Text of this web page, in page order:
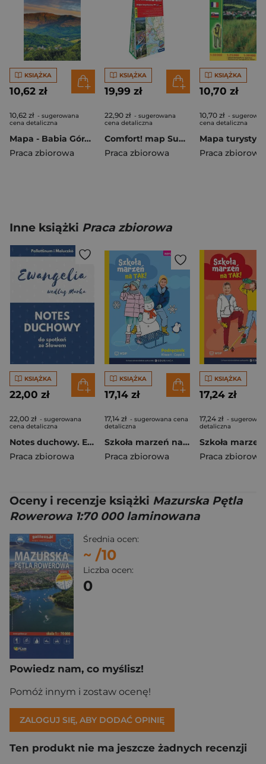
KSIĄŻKA
10,62 zł
10,62 zł - sugerowana
cena detaliczna
Mapa - Babia Góra Zawoja 1:30 000
Praca zbiorowa
KSIĄŻKA
19,99 zł
22,90 zł - sugerowana
cena detaliczna
Comfort! map Suwalszczyzna 1:85 000 mapa tur.
Praca zbiorowa
KSIĄŻKA
10,70 zł
10,70 zł -
cena detaliczna
Praca zbiorowa
Inne książki Praca zbiorowa
KSIĄŻKA
22,00 zł
22,00 zł - sugerowana
cena detaliczna
Notes duchowy. Ewangelia wg. Marka
Praca zbiorowa
KSIĄŻKA
17,14 zł
17,14 zł - sugerowana cena
detaliczna
Szkoła marzeń na TAK SP 1 podr. cz.2
Praca zbiorowa
KSIĄŻKA
17,24 zł
17,24 zł -
detaliczna
Praca zbiorowa
Oceny i recenzje książki Mazurska Pętla
Rowerowa 1:70 000 laminowana
Średnia ocen:
~ /10
Liczba ocen:
0
Powiedz nam, co myślisz!
Pomóż innym i zostaw ocenę!
ZALOGUJ SIĘ, ABY DODAĆ OPINIĘ
Ten produkt nie ma jeszcze żadnych recenzji